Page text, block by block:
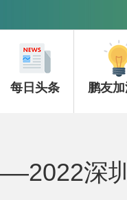
每日头条 鹏友
深